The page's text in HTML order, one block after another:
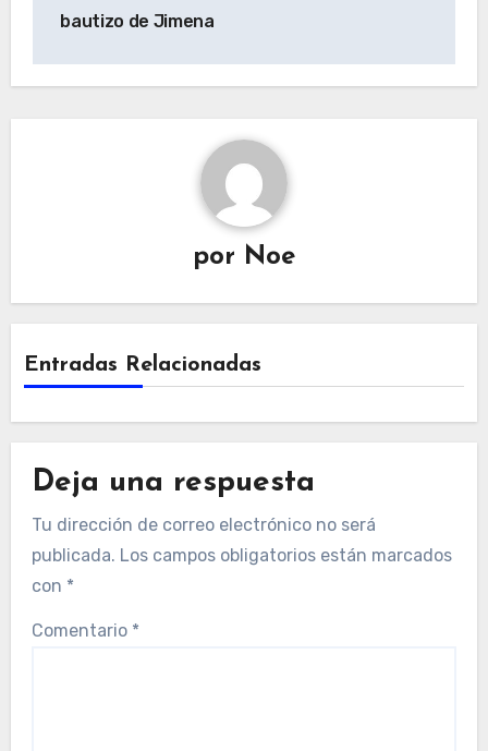
entradas
bautizo de Jimena
por Noe
Entradas Relacionadas
Deja una respuesta
Tu dirección de correo electrónico no será
publicada. Los campos obligatorios están marcados
con *
Comentario *